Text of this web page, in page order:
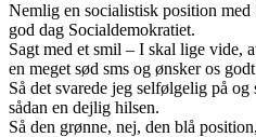
Nemlig en socialistisk position med
god dag Socialdemokratiet.
Sagt med et smil – I skal lige vide,
en meget sød sms og ønsker os
Så det svarede jeg selfølgelig på
sådan en dejlig hilsen.
Så den grønne, nej, den blå